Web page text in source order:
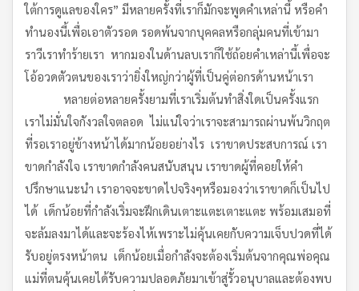
ใต้การดูแลของใคร” มีหลายครั้งที่เราก็มักจะพูดคำเหล่านี้ หรือคำ
ทำนองนี้เพื่อเอาตัวรอด รอดพ้นจากบุคคลหรือกลุ่มคนที่เข้ามา
ราวีเราทำร้ายเรา หากมองในด้านลบเราก็ใช้ถ้อยคำเหล่านี้เพื่อจะ
โอ้อวดตัวตนของเราว่ายิ่งใหญ่กว่าผู้ที่เป็นคู่ต่อกรด้านหน้าเรา
หลายต่อหลายครั้งยามที่เราเริ่มต้นทำสิ่งใดเป็นครั้งแรก
เราไม่มั่นใจกังวลใจตลอด ไม่แน่ใจว่าเราจะสามารถผ่านพ้นวิกฤต
ที่รอเราอยู่ข้างหน้าได้มากน้อยอย่างไร เราขาดประสบการณ์ เรา
ขาดกำลังใจ เราขาดกำลังคนสนับสนุน เราขาดผู้ที่คอยให้คำ
ปรึกษาแนะนำ เราอาจจะขาดไปจริงๆหรือมองว่าเราขาดก็เป็นไป
ได้ เด็กน้อยที่กำลังเริ่มจะฝึกเดินเตาะแตะเตาะแตะ พร้อมเสมอที่
จะล้มลงมาได้และจะร้องไห้เพราะไม่คุ้นเคยกับความเจ็บปวดที่ได้
รับอยู่ตรงหน้าตน เด็กน้อยเมื่อกำลังจะต้องเริ่มต้นจากคุณพ่อคุณ
แม่ที่ตนคุ้นเคยได้รับความปลอดภัยมาเข้าสู่รั้วอนุบาลและต้องพบ